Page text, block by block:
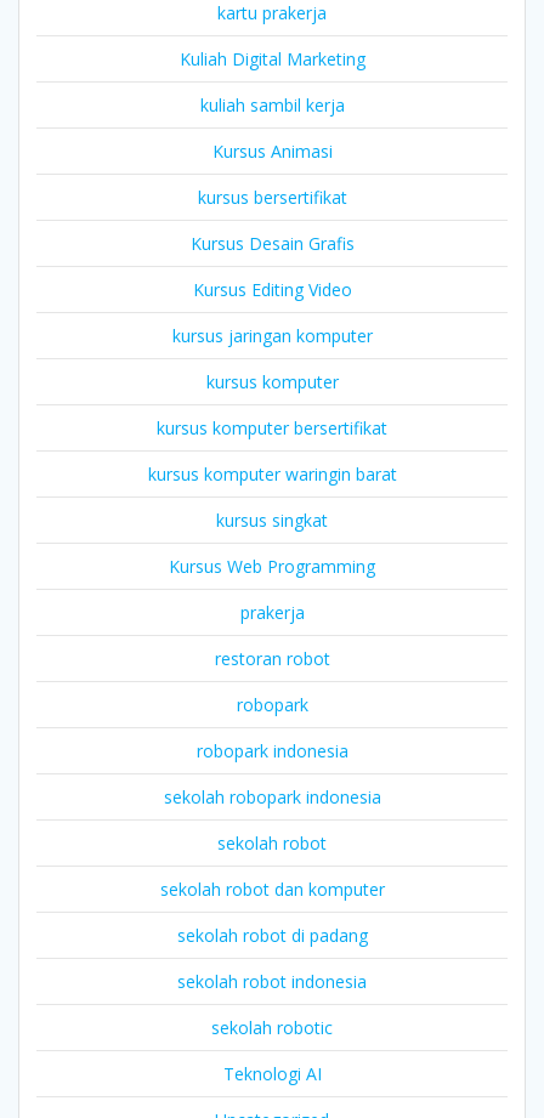
kartu prakerja
Kuliah Digital Marketing
kuliah sambil kerja
Kursus Animasi
kursus bersertifikat
Kursus Desain Grafis
Kursus Editing Video
kursus jaringan komputer
kursus komputer
kursus komputer bersertifikat
kursus komputer waringin barat
kursus singkat
Kursus Web Programming
prakerja
restoran robot
robopark
robopark indonesia
sekolah robopark indonesia
sekolah robot
sekolah robot dan komputer
sekolah robot di padang
sekolah robot indonesia
sekolah robotic
Teknologi AI